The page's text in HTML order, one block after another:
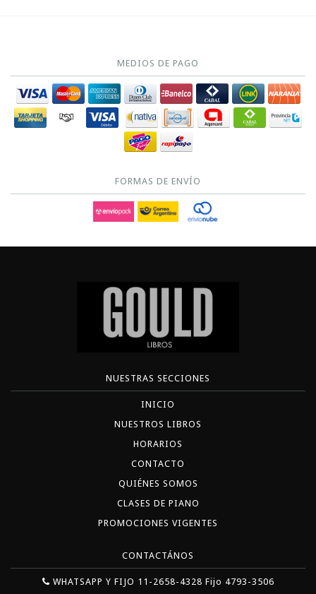
MEDIOS DE PAGO
FORMAS DE ENVÍO
NUESTRAS SECCIONES
INICIO
NUESTROS LIBROS
HORARIOS
CONTACTO
QUIÉNES SOMOS
CLASES DE PIANO
PROMOCIONES VIGENTES
CONTACTÁNOS
WHATSAPP Y FIJO 11-2658-4328 Fijo 4793-3506